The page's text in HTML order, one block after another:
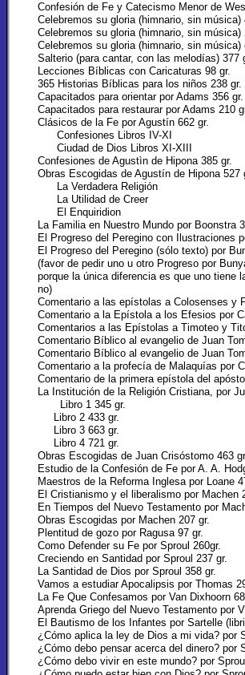
Confesión de Fe y Catecismo Menor de
Celebremos su gloria (himnario, sin música)
Celebremos su gloria (himnario, sin música)
Celebremos su gloria (himnario, sin música)
Salterio (para cantar, con las melodías) 377
Lecciones Bíblicas con Caricaturas 98 gr.
365 Historias Bíblicas para los niños 238 gr.
Capacitados para orientar por Adams 356 gr.
Capacitados para restaurar por Adams 210
Clásicos de la Fe por Agustín 662 gr.
Confesiones Libros IV-XI
Ciudad de Dios Libros XI-XIII
Confesiones de Agustìn de Hipona 385 gr.
Obras Escogidas de Agustín de Hipona 527
La Verdadera Religión
La Utilidad de Creer
El Enquiridion
La Familia en Nuestro Mundo por Boonstra
El Progreso del Peregino con Ilustraciones
El Progreso del Peregino (sólo texto) por
(favor de pedir uno u otro Progreso por
porque la única diferencia es que uno tiene
no)
Comentario a las epístolas a Colosenses y
Comentario a la Epístola a los Efesios por
Comentarios a las Epístolas a Timoteo y
Comentario Bíblico al evangelio de Juan
Comentario Bíblico al evangelio de Juan
Comentario a la profecía de Malaquías por
Comentario de la primera epístola del
La Institución de la Religión Cristiana, por
Libro 1 345 gr.
Libro 2 433 gr.
Libro 3 663 gr.
Libro 4 721 gr.
Obras Escogidas de Juan Crisóstomo 463
Estudio de la Confesión de Fe por A. A.
Maestros de la Reforma Inglesa por Loane
El Cristianismo y el liberalismo por Machen
En Tiempos del Nuevo Testamento por
Obras Escogidas por Machen 207 gr.
Plentitud de gozo por Ragusa 97 gr.
Como Defender su Fe por Sproul 260gr.
Creciendo en Santidad por Sproul 237 gr.
La Santidad de Dios por Sproul 358 gr.
Vamos a estudiar Apocalipsis por Thomas
La Fe Que Confesamos por Van Dixhoorn
Aprenda Griego del Nuevo Testamento por
El Bautismo de los Infantes por Sartelle
¿Cómo aplica la ley de Dios a mi vida? por
¿Cómo debo pensar acerca del dinero? por
¿Cómo debo vivir en este mundo? por